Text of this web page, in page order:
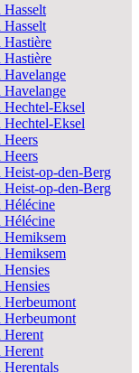
Hastière
Hastière
Havelange
Havelange
Hechtel-Eksel
Hechtel-Eksel
Heers
Heers
Heist-op-den-Berg
Heist-op-den-Berg
Hélécine
Hélécine
Hemiksem
Hemiksem
Herbeumont
Herbeumont
Herent
Herent